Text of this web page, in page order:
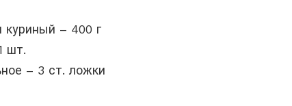
– 400 г
шт.
– 3 ст. ложки